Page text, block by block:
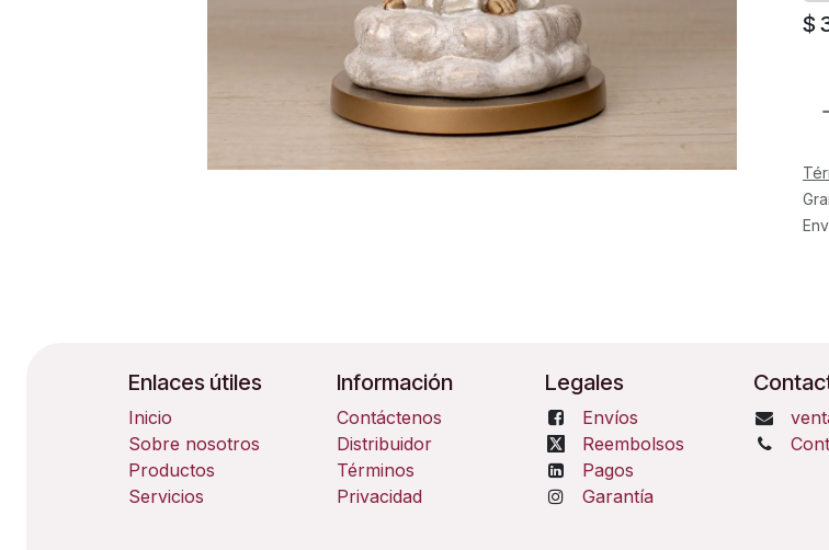
$
Enlaces útiles
Inicio
Sobre nosotros
Productos
Servicios
Información
Contáctenos
Distribuidor
Términos
Privacidad
Legales
Envíos
Reembolsos
Pagos
Garantía